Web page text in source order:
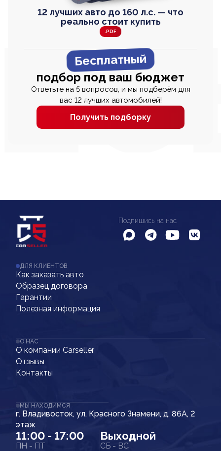
12 лучших авто до 160 л.с. — что
реально стоит купить
.PDF
Бесплатный
подбор под ваш бюджет
Ответьте на 5 вопросов, и мы подберём для
вас 12 лучших автомобилей!
Получить подборку
Подпишись на нас
ДЛЯ КЛИЕНТОВ
Как заказать авто
Образец договора
Гарантии
Полезная информация
О НАС
О компании Carseller
Отзывы
Контакты
МЫ НАХОДИМСЯ
г. Владивосток, ул. Красного Знамени, д. 86А, 2
этаж
11:00 - 17:00
ПН - ПТ
Выходной
СБ - ВС